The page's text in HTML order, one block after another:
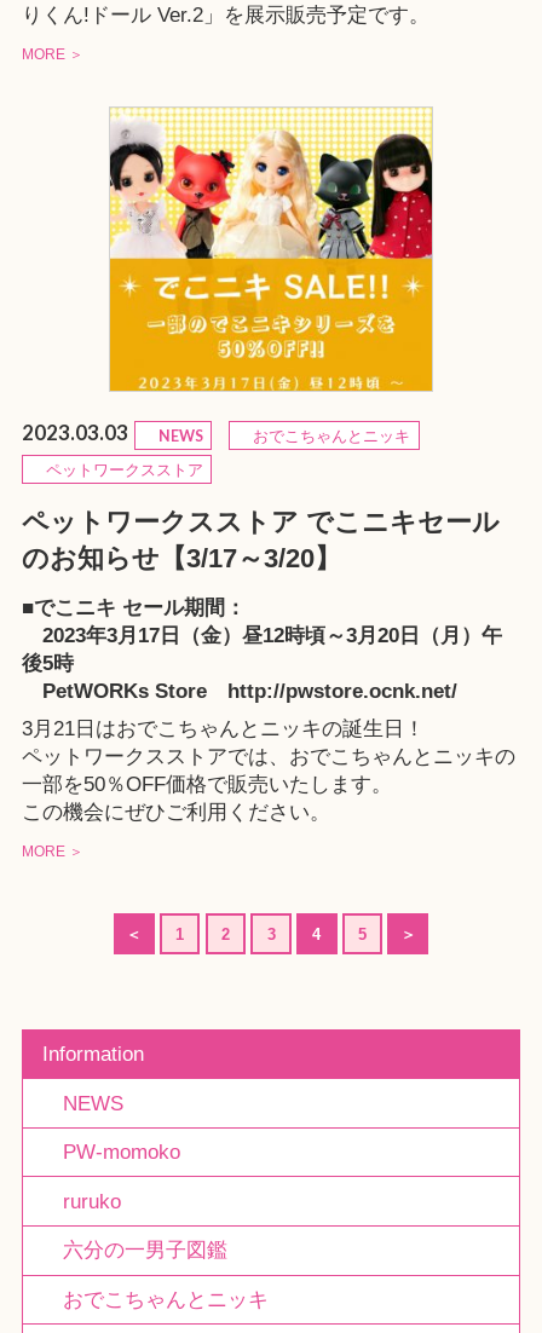
りくん!ドール Ver.2」を展示販売予定です。
MORE ＞
2023.03.03 NEWS
おでこちゃんとニッキ
ペットワークスストア
ペットワークスストア でこニキセール
のお知らせ【3/17～3/20】
■でこニキ セール期間：
2023年3月17日（金）昼12時頃～3月20日（月）午
後5時
PetWORKs Store http://pwstore.ocnk.net/
3月21日はおでこちゃんとニッキの誕生日！
ペットワークスストアでは、おでこちゃんとニッキの
一部を50％OFF価格で販売いたします。
この機会にぜひご利用ください。
MORE ＞
＜ 1 2 3 4 5 ＞
Information
NEWS
PW-momoko
ruruko
六分の一男子図鑑
おでこちゃんとニッキ